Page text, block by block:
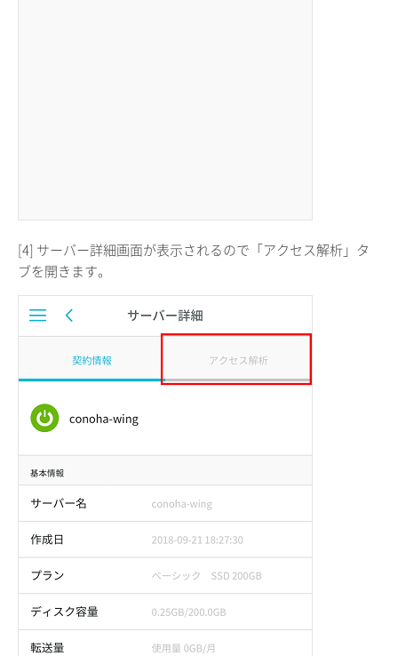
[4] サーバー詳細画面が表示されるので「アクセス解析」タ
ブを開きます。